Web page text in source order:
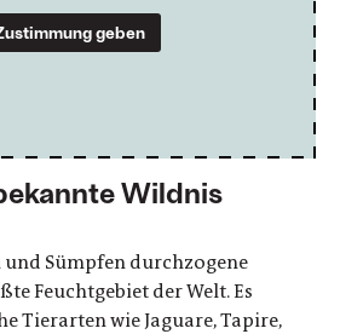
geben
Wildnis
Sümpfen durchzogene
Feuchtgebiet der Welt. Es
Tierarten wie Jaguare, Tapire,